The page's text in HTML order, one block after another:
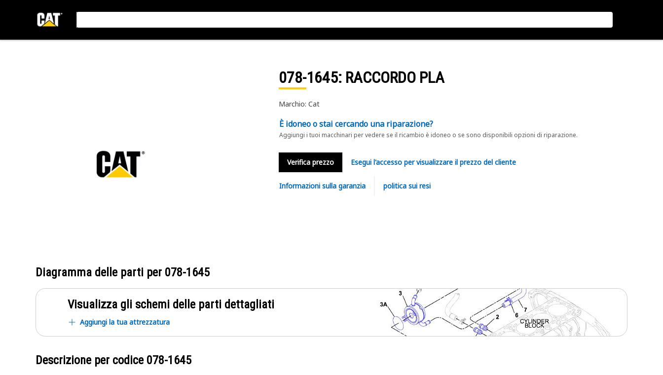
078-1645: RACCORDO PLA
Marchio: Cat
È idoneo o stai cercando una riparazione?
Aggiungi i tuoi macchinari per vedere se il ricambio è idoneo o se sono disponibili opzioni di riparazione.
Verifica prezzo Esegui l'accesso per visualizzare il prezzo del cliente
Informazioni sulla garanzia politica sui resi
Diagramma delle parti per 078-1645
Visualizza gli schemi delle parti dettagliati
Aggiungi la tua attrezzatura
Descrizione per codice 078-1645